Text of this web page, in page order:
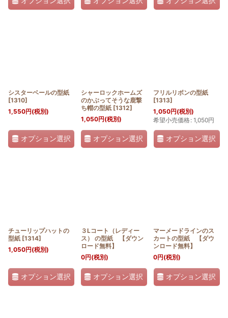
シスターベールの型紙
[1310]
1,550円(税別)
オプション選択
シャーロックホームズ
のかぶってそうな鹿撃
ち帽の型紙 [1312]
1,050円(税別)
オプション選択
フリルリボンの型紙
[1313]
1,050円(税別)
希望小売価格: 1,050円
オプション選択
チューリップハットの
型紙 [1314]
1,050円(税別)
オプション選択
３Lコート（レディー
ス） の型紙 【ダウン
ロード無料】
0円(税別)
オプション選択
マーメードラインのス
カートの型紙 【ダウ
ンロード無料】
0円(税別)
オプション選択